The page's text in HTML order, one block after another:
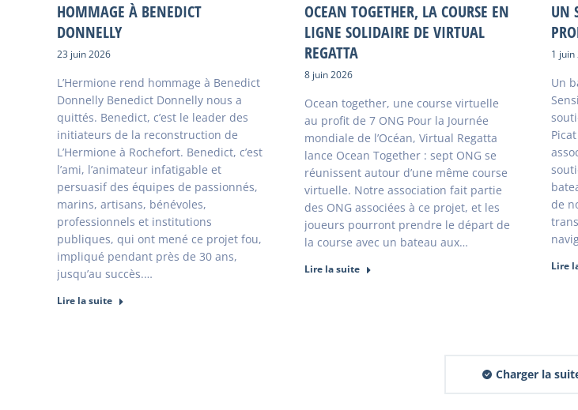
HOMMAGE À BENEDICT
DONNELLY
23 juin 2026
L’Hermione rend hommage à Benedict
Donnelly Benedict Donnelly nous a
quittés. Benedict, c’est le leader des
initiateurs de la reconstruction de
L’Hermione à Rochefort. Benedict, c’est
l’ami, l’animateur infatigable et
persuasif des équipes de passionnés,
marins, artisans, bénévoles,
professionnels et institutions
publiques, qui ont mené ce projet fou,
impliqué pendant près de 30 ans,
jusqu’au succès.…
Lire la suite
OCEAN TOGETHER, LA COURSE EN
LIGNE SOLIDAIRE DE VIRTUAL
REGATTA
8 juin 2026
Ocean together, une course virtuelle
au profit de 7 ONG Pour la Journée
mondiale de l’Océan, Virtual Regatta
lance Ocean Together : sept ONG se
réunissent autour d’une même course
virtuelle. Notre association fait partie
des ONG associées à ce projet, et les
joueurs pourront prendre le départ de
la course avec un bateau aux…
Lire la suite
UN
1 juin
Un
de
Lire
Charger la